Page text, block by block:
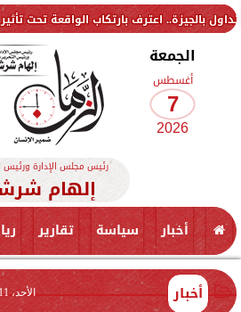
اعترف بارتكاب الواقعة تحت تأثير الكحول
الجمعة
أغسطس
7
2026
رئيس مجلس الإدارة ورئيس
إلهام
أخبار سياسة تقارير
أخبار الأحد، 11 يونيو 2023